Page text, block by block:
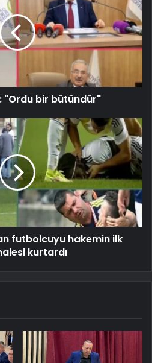
"Ordu bir bütündür"
futbolcuyu hakemin ilk
kurtardı